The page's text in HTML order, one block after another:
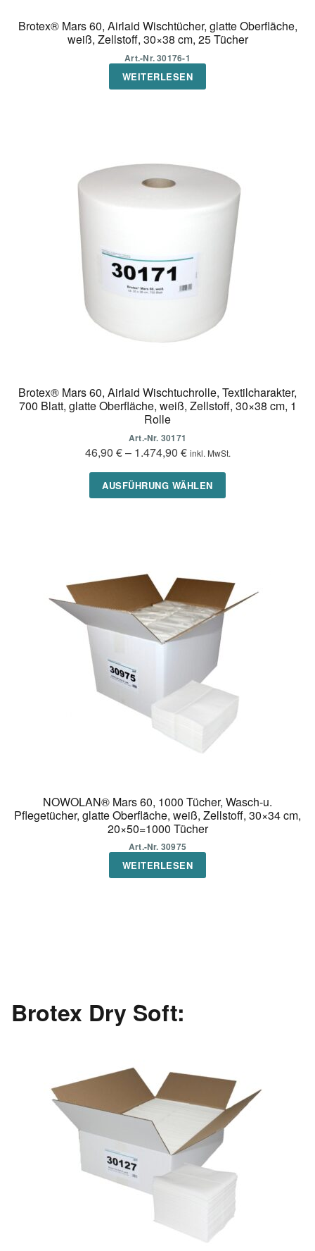
Brotex® Mars 60, Airlaid Wischtücher, glatte Oberfläche,
weiß, Zellstoff, 30×38 cm, 25 Tücher
Art.-Nr. 30176-1
WEITERLESEN
Brotex® Mars 60, Airlaid Wischtuchrolle, Textilcharakter,
700 Blatt, glatte Oberfläche, weiß, Zellstoff, 30×38 cm, 1
Rolle
Art.-Nr. 30171
46,90 €– 1.474,90 € inkl. MwSt.
AUSFÜHRUNG WÄHLEN
Produkt
Die
Optionen
gewählt
werden
NOWOLAN® Mars 60, 1000 Tücher, Wasch-u.
Pflegetücher, glatte Oberfläche, weiß, Zellstoff, 30×34 cm,
20×50=1000 Tücher
Art.-Nr. 30975
WEITERLESEN
Brotex Dry Soft: